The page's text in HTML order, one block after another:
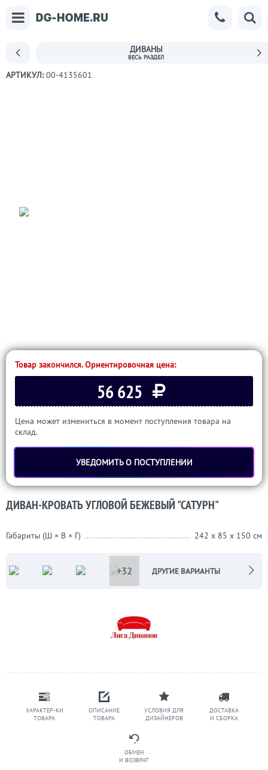
ДИВАНЫ
АРТИКУЛ:00-4135601
ХАРАКТЕР-КИ
ТОВАРА
ОПИСАНИЕ
ТОВАРА
УСЛОВИЯ ДЛЯ
ДИЗАЙНЕРОВ
ДОСТАВКА
И СБОРКА
ОБМЕН
И ВОЗВРАТ
Товар закончился. Ориентировочная цена:
56 625
Цена может измениться в момент поступления товара на
склад.
УВЕДОМИТЬ О ПОСТУПЛЕНИИ
ДИВАН-КРОВАТЬ УГЛОВОЙ БЕЖЕВЫЙ "САТУРН"
Габариты (Ш × В × Г) 242 x 85 x 150 см
+32 ДРУГИЕ ВАРИАНТЫ